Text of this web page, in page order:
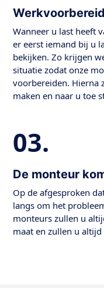
Wanneer u last heeft
er eerst iemand bij u
bekijken. Zo krijgen
situatie zodat onze
voorbereiden. Hierna
maken en naar u toe
03.
De monteur
Op de afgesproken
langs om het
monteurs zullen u
maat en zullen u